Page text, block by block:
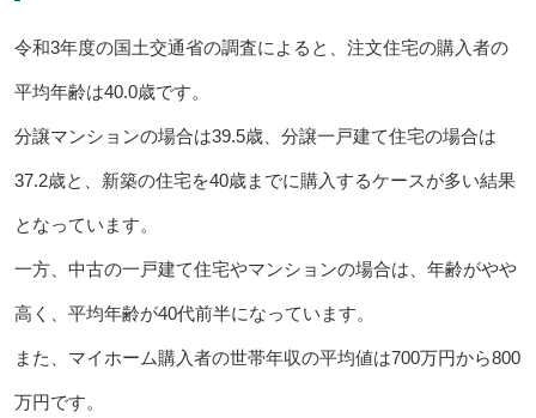
令和3年度の国土交通省の調査によると、注文住宅の購入者の
平均年齢は40.0歳です。
分譲マンションの場合は39.5歳、分譲一戸建て住宅の場合は
37.2歳と、新築の住宅を40歳までに購入するケースが多い結果
となっています。
一方、中古の一戸建て住宅やマンションの場合は、年齢がやや
高く、平均年齢が40代前半になっています。
また、マイホーム購入者の世帯年収の平均値は700万円から800
万円です。